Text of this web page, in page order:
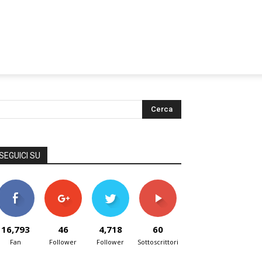
SU
16,793
Fan
46
Follower
4,718
Follower
60
Sottoscrittori